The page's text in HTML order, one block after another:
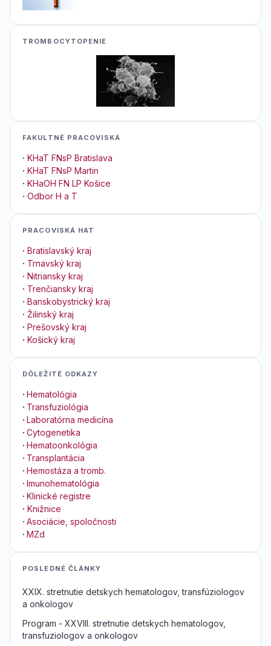
TROMBOCYTOPENIE
FAKULTNÉ PRACOVISKÁ
· KHaT FNsP Bratislava
· KHaT FNsP Martin
· KHaOH FN LP Košice
· Odbor H a T
PRACOVISKÁ HAT
· Bratislavský kraj
· Trnavský kraj
· Nitriansky kraj
· Trenčiansky kraj
· Banskobystrický kraj
· Žilinský kraj
· Prešovský kraj
· Košický kraj
DÔLEŽITÉ ODKAZY
· Hematológia
· Transfuziológia
· Laboratórna medicína
· Cytogenetika
· Hematoonkológia
· Transplantácia
· Hemostáza a tromb.
· Imunohematológia
· Klinické registre
· Knižnice
· Asociácie, spoločnosti
· MZd
POSLEDNÉ ČLÁNKY
XXIX. stretnutie detskych hematologov, transfúziologov
a onkologov
Program - XXVIII. stretnutie detskych hematologov,
transfuziologov a onkologov